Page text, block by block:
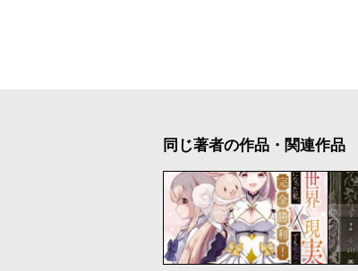
同じ著者の作品・関連作品